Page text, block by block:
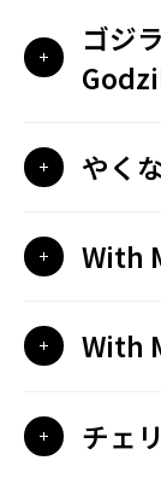
ゴジ
やく
With
With
チェ